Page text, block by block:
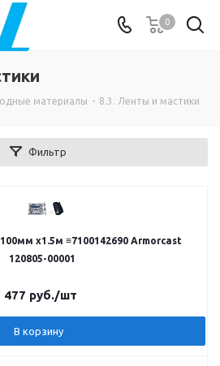
0
материалы - 8.3. Ленты и мастики
Фильтр
х1.5м ≡7100142690 Armorcast
120805-00001
477 руб./шт
В корзину